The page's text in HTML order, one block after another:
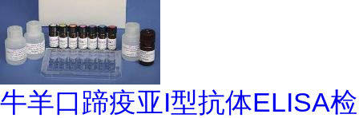
牛羊口蹄疫亚I型抗体ELISA检